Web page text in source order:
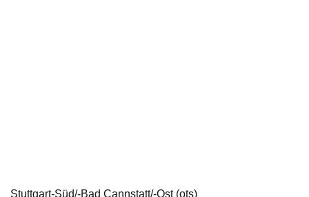
Stuttgart-Süd/-Bad Cannstatt/-Ost (ots)